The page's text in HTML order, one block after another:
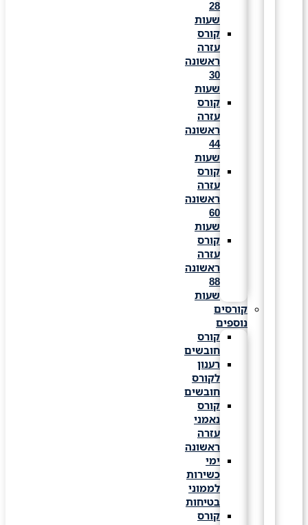
שעות
קורס
עזרה
ראשונה
שעות
קורס
עזרה
ראשונה
שעות
קורס
עזרה
ראשונה
שעות
קורס
עזרה
ראשונה
שעות
קורסים
נוספים
קורס
חובשים
רענון
לקורס
חובשים
קורס
נאמני
עזרה
ראשונה
ימי
כשירות
לממוני
בטיחות
קורס